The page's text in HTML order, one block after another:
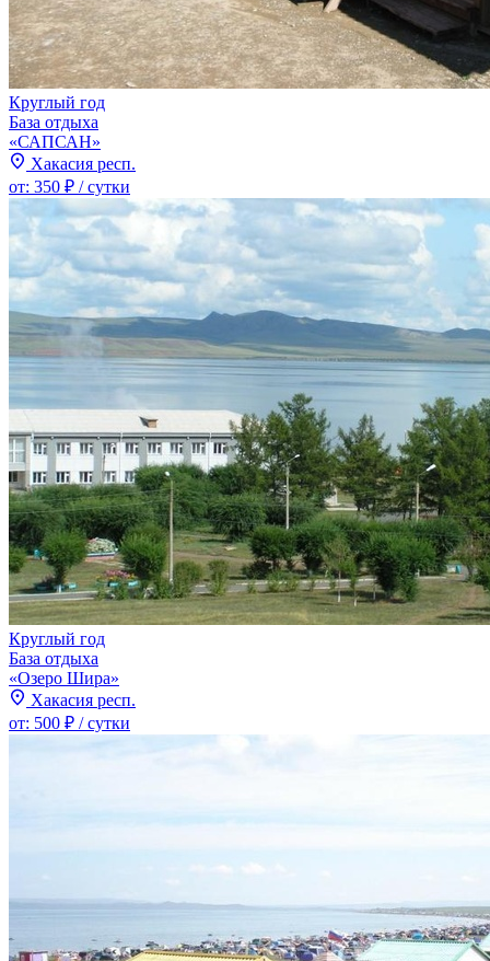
Круглый год
База отдыха
«САПСАН»
Хакасия респ.
от: 350 ₽ / сутки
Круглый год
База отдыха
«Озеро Шира»
Хакасия респ.
от: 500 ₽ / сутки